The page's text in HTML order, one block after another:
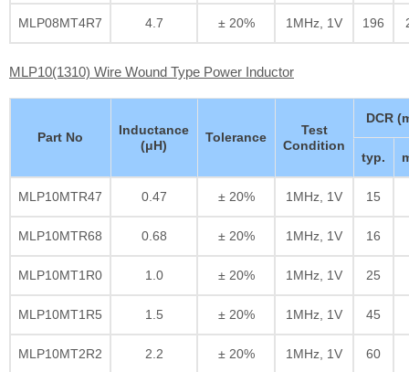
MLP08MT4R7 4.7 ± 20% 1MHz, 1V 196
MLP10(1310) Wire Wound Type Power Inductor
Part No
Inductance
(μH)
Tolerance
Test
Condition
DCR
typ.
MLP10MTR47 0.47 ± 20% 1MHz, 1V 15
MLP10MTR68 0.68 ± 20% 1MHz, 1V 16
MLP10MT1R0 1.0 ± 20% 1MHz, 1V 25
MLP10MT1R5 1.5 ± 20% 1MHz, 1V 45
MLP10MT2R2 2.2 ± 20% 1MHz, 1V 60